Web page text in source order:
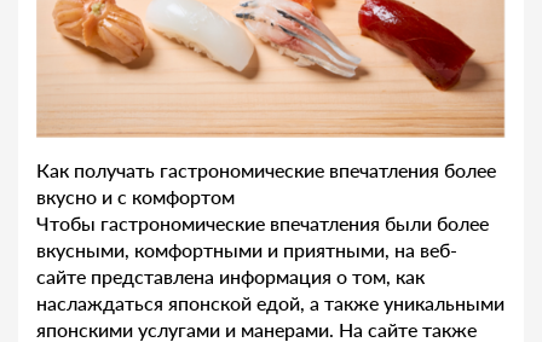
Как получать гастрономические впечатления более
вкусно и с комфортом
Чтобы гастрономические впечатления были более
вкусными, комфортными и приятными, на веб-
сайте представлена информация о том, как
наслаждаться японской едой, а также уникальными
японскими услугами и манерами. На сайте также